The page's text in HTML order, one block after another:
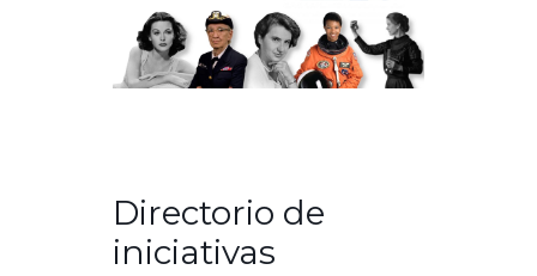
Directorio de
iniciativas